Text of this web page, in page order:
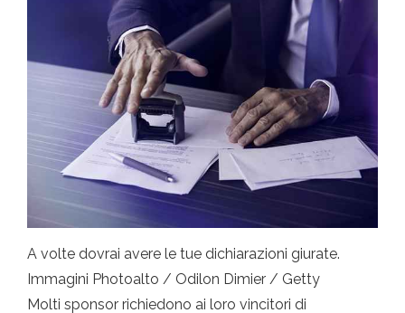
A volte dovrai avere le tue dichiarazioni giurate.
Immagini Photoalto / Odilon Dimier / Getty
Molti sponsor richiedono ai loro vincitori di